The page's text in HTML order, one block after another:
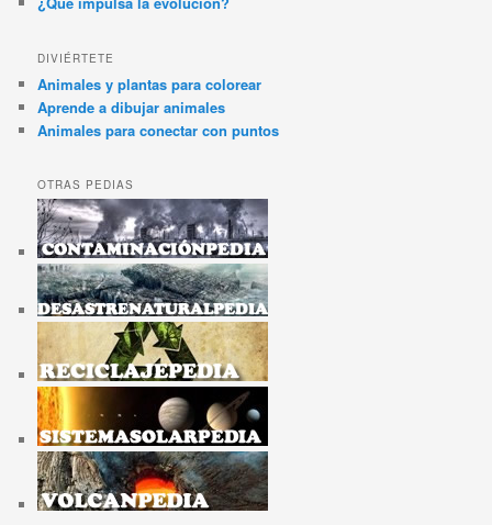
DIVIÉRTETE
Animales y plantas para colorear
Aprende a dibujar animales
Animales para conectar con puntos
OTRAS PEDIAS